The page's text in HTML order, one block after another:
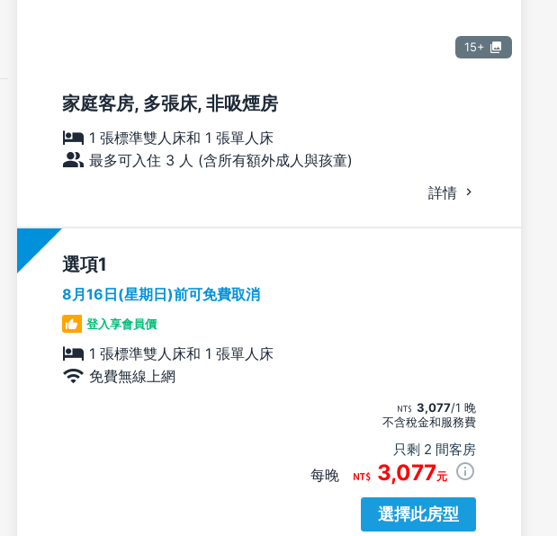
15+
家庭客房, 多張床, 非吸煙房
1 張標準雙人床和 1 張單人床
最多可入住 3 人 (含所有額外成人與孩童)
詳情
選項
8月16日(星期日)前可免費取消
登入享會員價
1 張標準雙人床和 1 張單人床
免費無線上網
3,077/1 晚
不含稅金和服務費
只剩 2 間客房
每晚 3,077元
選擇此房型